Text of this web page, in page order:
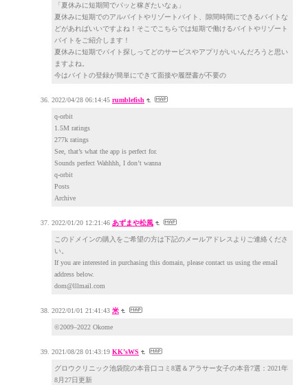
「夏休みに短期間でパッと稼ぎたいなぁ」
夏休みに短期でのアルバイトやリゾートバイト、隙間時間にできるバイトな
どがあればいいですよね！そこでこちらでは短期で働けるバイトやリゾート
バイトをご紹介します！
夏休みに短期でバイト探しってどのサービスやアプリがいいんだろうと思い
ますよね。
今はバイトの登録が簡単にできて面接や履歴書が不要の
2022/04/28 06:14:45 rumblefish
q-orbit
1.5M ratings
277k ratings
See, that’s what the app is perfect for.
Sounds perfect Wahhhh, I don’t wanna
q-orbit
Posts
Archive
2022/01/20 12:21:46 あずまや松風
このドメインの購入をご希望の方は下記のメールアドレスよりご連絡くださ
い。
If you are interested in purchasing this domain, please contact us using the email
address below.
dom@lllmail.com
2022/01/01 21:41:43 米
©2009–2022 Okome
2021/08/28 01:43:19 KK’sWS
グロウクリニック池袋院の本音口コミ8選＆アラサー女子の本音7選：2021年
8月27日更新